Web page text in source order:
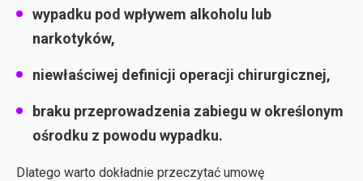
wypadku pod wpływem alkoholu lub
narkotyków,
niewłaściwej definicji operacji chirurgicznej,
braku przeprowadzenia zabiegu w określonym
ośrodku z powodu wypadku.
Dlatego warto dokładnie przeczytać umowę